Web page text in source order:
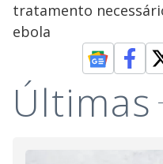
tratamento
ebola
Últimas